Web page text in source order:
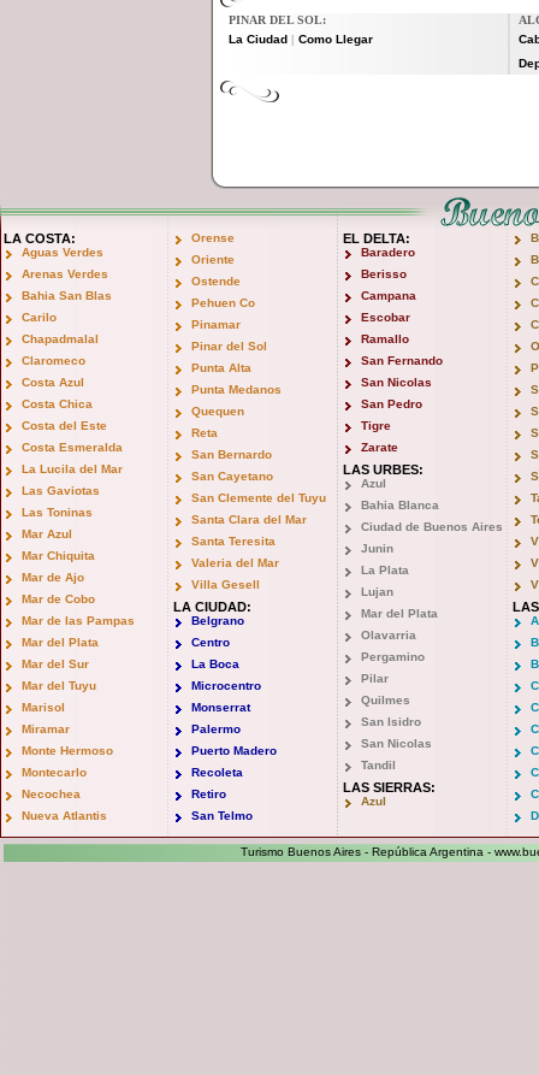
PINAR DEL SOL:
La Ciudad
Como Llegar
LA COSTA:
Aguas Verdes
Arenas Verdes
Bahia San Blas
Carilo
Chapadmalal
Claromeco
Costa Azul
Costa Chica
Costa del Este
Costa Esmeralda
La Lucila del Mar
Las Gaviotas
Las Toninas
Mar Azul
Mar Chiquita
Mar de Ajo
Mar de Cobo
Mar de las Pampas
Mar del Plata
Mar del Sur
Mar del Tuyu
Marisol
Miramar
Monte Hermoso
Montecarlo
Necochea
Nueva Atlantis
Orense
Oriente
Ostende
Pehuen Co
Pinamar
Pinar del Sol
Punta Alta
Punta Medanos
Quequen
Reta
San Bernardo
San Cayetano
San Clemente del Tuyu
Santa Clara del Mar
Santa Teresita
Valeria del Mar
Villa Gesell
LA CIUDAD:
Belgrano
Centro
La Boca
Microcentro
Monserrat
Palermo
Puerto Madero
Recoleta
Retiro
San Telmo
EL DELTA:
Baradero
Berisso
Campana
Escobar
Ramallo
San Fernando
San Nicolas
San Pedro
Tigre
Zarate
LAS URBES:
Azul
Bahia Blanca
Ciudad de Buenos Aires
Junin
La Plata
Lujan
Mar del Plata
Olavarria
Pergamino
Pilar
Quilmes
San Isidro
San Nicolas
Tandil
LAS SIERRAS:
Azul
Turismo Buenos Aires - República Argentina -